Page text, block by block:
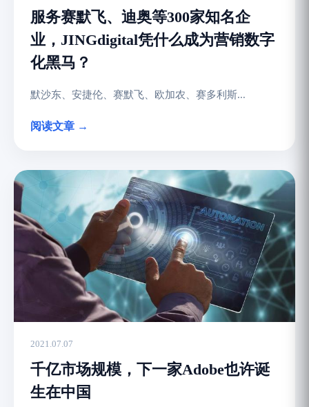
服务赛默飞、迪奥等300家知名企
业，JINGdigital凭什么成为营销数字
化黑马？
默沙东、安捷伦、赛默飞、欧加农、赛多利斯...
阅读文章 →
2021.07.07
千亿市场规模，下一家Adobe也许诞
生在中国